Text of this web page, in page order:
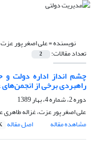
نویسنده =علی اصغر پور عزت
تعداد مقالات: 2
چشم انداز اداره دولت
راهبردی برخی از
دوره 2، شماره 4، بهار 1389
علی اصغر پور عزت، غزاله
مشاهده مقاله
اصل مقاله